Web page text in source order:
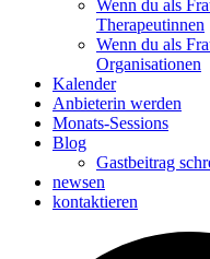
Wenn du als
Therapeutinnen
Wenn du als
Organisationen
Kalender
Anbieterin werden
Monats-Sessions
Blog
Gastbeitrag
newsen
kontaktieren